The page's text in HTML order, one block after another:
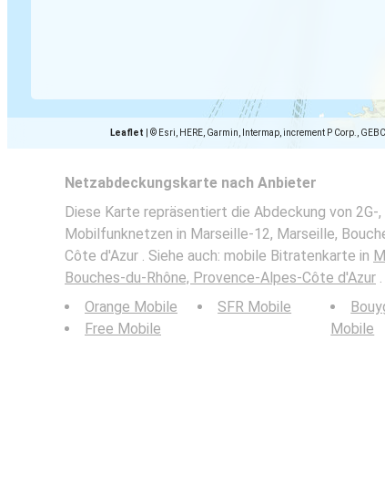
Leaflet © Esri, HERE, Garmin, Intermap, increment P Corp.,
Netzabdeckungskarte nach Anbieter
Diese Karte repräsentiert die Abdeckung von 2G-,
Mobilfunknetzen in Marseille-12, Marseille,
Côte d'Azur . Siehe auch: mobile Bitratenkarte in
Bouches-du-Rhône, Provence-Alpes-Côte d'Azur .
Orange Mobile
Free Mobile
SFR Mobile
Mobile